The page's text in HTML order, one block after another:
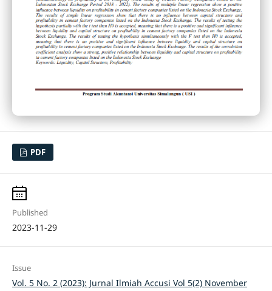
PDF
Published
2023-11-29
Issue
Vol. 5 No. 2 (2023): Jurnal Ilmiah Accusi Vol 5(2) November